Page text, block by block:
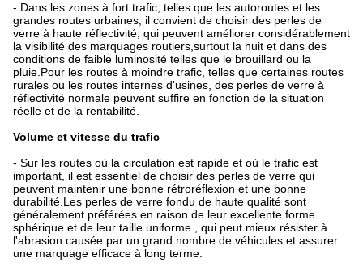
- Dans les zones à fort trafic, telles que les autoroutes et les
grandes routes urbaines, il convient de choisir des perles de
verre à haute réflectivité, qui peuvent améliorer considérablement
la visibilité des marquages routiers,surtout la nuit et dans des
conditions de faible luminosité telles que le brouillard ou la
pluie.Pour les routes à moindre trafic, telles que certaines routes
rurales ou les routes internes d'usines, des perles de verre à
réflectivité normale peuvent suffire en fonction de la situation
réelle et de la rentabilité.
Volume et vitesse du trafic
- Sur les routes où la circulation est rapide et où le trafic est
important, il est essentiel de choisir des perles de verre qui
peuvent maintenir une bonne rétroréflexion et une bonne
durabilité.Les perles de verre fondu de haute qualité sont
généralement préférées en raison de leur excellente forme
sphérique et de leur taille uniforme., qui peut mieux résister à
l'abrasion causée par un grand nombre de véhicules et assurer
une marquage efficace à long terme.